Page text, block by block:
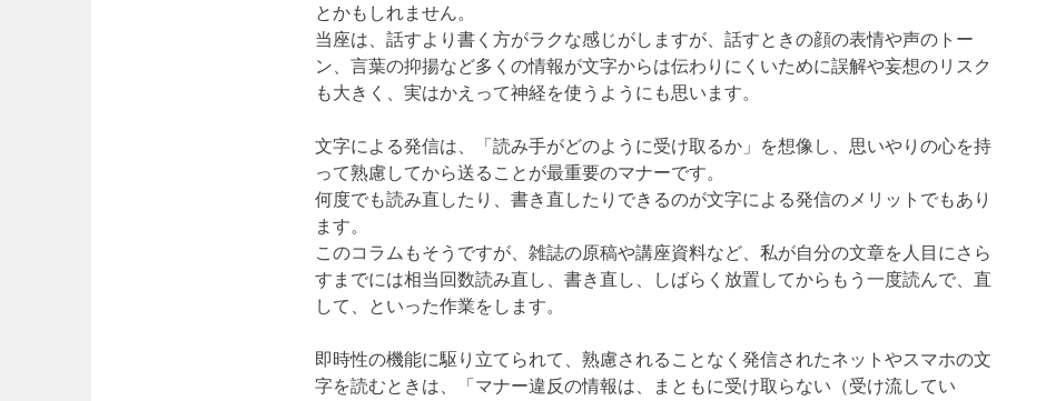
とかもしれません。
当座は、話すより書く方がラクな感じがしますが、話すときの顔の表情や声のトー
ン、言葉の抑揚など多くの情報が文字からは伝わりにくいために誤解や妄想のリスク
も大きく、実はかえって神経を使うようにも思います。
文字による発信は、「読み手がどのように受け取るか」を想像し、思いやりの心を持
って熟慮してから送ることが最重要のマナーです。
何度でも読み直したり、書き直したりできるのが文字による発信のメリットでもあり
ます。
このコラムもそうですが、雑誌の原稿や講座資料など、私が自分の文章を人目にさら
すまでには相当回数読み直し、書き直し、しばらく放置してからもう一度読んで、直
して、といった作業をします。
即時性の機能に駆り立てられて、熟慮されることなく発信されたネットやスマホの文
字を読むときは、「マナー違反の情報は、まともに受け取らない（受け流してい